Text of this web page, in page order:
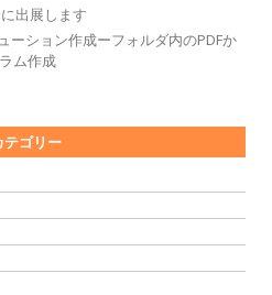
出展します
ーション作成ーフォルダ内のPDFか
ム作成
テゴリー